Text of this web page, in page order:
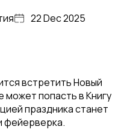
22 Dec 2025
встретить Новый
может попасть в Книгу
праздника станет
фейерверка.